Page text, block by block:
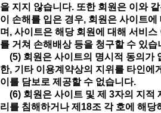
을 지지 않습니다. 또한 회원은 이와
이 손해를 입은 경우, 회원은 사이트에
며, 사이트은 해당 회원에 대해 서비
를 거쳐 손해배상 등을 청구할 수 있습
(5) 회원은 사이트의 명시적 동의가
한, 기타 이용계약상의 지위를 타인에
이를 담보로 제공할 수 없습니다.
(6) 회원은 사이트 및 제 3자의 지적
리를 침해하거나 제18조 각 호에 해당